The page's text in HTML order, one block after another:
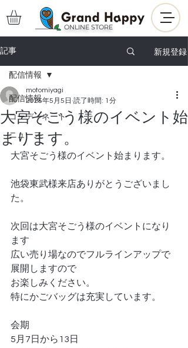
ONLINE STORE
記事 新規登録
配信情報
コーディネート
ニュース
配信情報
大宮そごう様のイベント始
まります。
motomiyagi
2025年5月5日 読了時間: 1分
大宮そごう様のイベント始まります。
池袋東武様来店ありがとうございまし
た。
次回は大宮そごう様のイベントになり
ます
広い売り場なのでフルラインアップで
展開しますので
お楽しみください。
特にかごバッグは充実しています。
会期
5月7日から13日